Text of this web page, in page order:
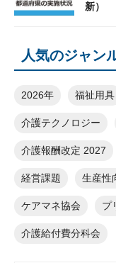
新）
人気のジャン
2026年 福祉用具
介護テクノロジー
介護報酬改定 2027
経営課題 生産性
ケアマネ協会 プ
介護給付費分科会